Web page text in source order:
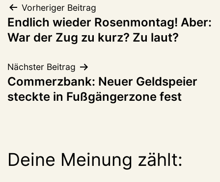
Beitragsnavigation
Vorheriger Beitrag
Endlich wieder Rosenmontag! Aber:
War der Zug zu kurz? Zu laut?
Nächster Beitrag
Commerzbank: Neuer Geldspeier
steckte in Fußgängerzone fest
Deine Meinung zählt: